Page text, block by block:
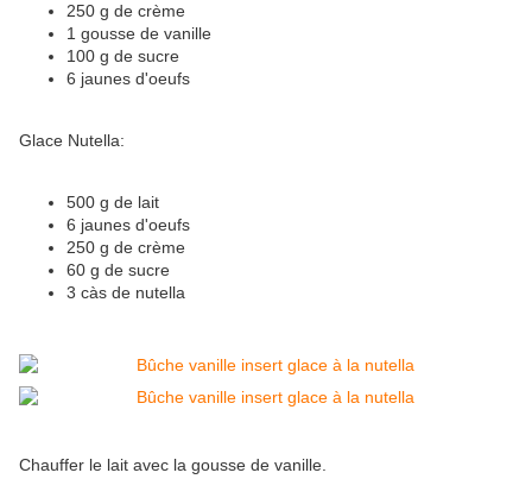
250 g de crème
1 gousse de vanille
100 g de sucre
6 jaunes d'oeufs
Glace Nutella:
500 g de lait
6 jaunes d'oeufs
250 g de crème
60 g de sucre
3 càs de nutella
Chauffer le lait avec la gousse de vanille.